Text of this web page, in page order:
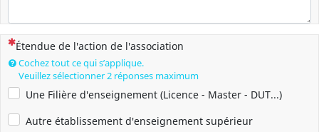
(Cette question est obligatoire)
Étendue de l'action de l'association
Cochez tout ce qui s’applique.
Veuillez sélectionner 2 réponses maximum
Une Filière d'enseignement (Licence - Master - DUT...)
Autre établissement d'enseignement supérieur